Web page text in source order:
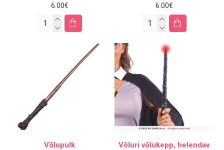
6.00€ 6.00€
Võlupulk Võluri võlukepp, helendav